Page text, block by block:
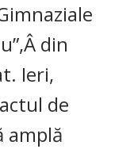
din
Ieri,
de
amplă